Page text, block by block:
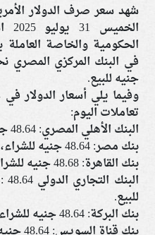
شهد سعر صرف الدولار
الحكومية والخاصة
جنيه للبيع.
وفيما يلي أسعار الدولار
تعاملات اليوم:
البنك الأهلي المصري: 48.64 جنيه للشراء، 48.74 جنيه للبيع.
بنك مصر: 48.64 جنيه للشراء، 48.74 جنيه للبيع.
بنك القاهرة: 48.68 جنيه للشراء، 48.78 جنيه للبيع.
للبيع.
بنك البركة: 48.64 جنيه للشراء، 48.74 جنيه للبيع.